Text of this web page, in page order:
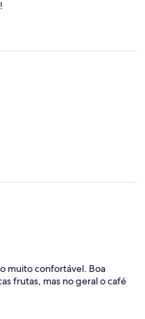
muito confortável. Boa
frutas, mas no geral o café